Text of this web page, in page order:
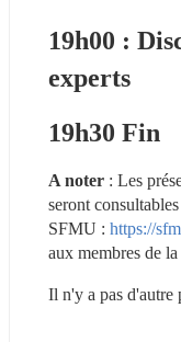
19h00 :
experts
19h30 Fin
A noter : Les
seront
SFMU : https://
aux membres de
Il n'y a pas d'autre